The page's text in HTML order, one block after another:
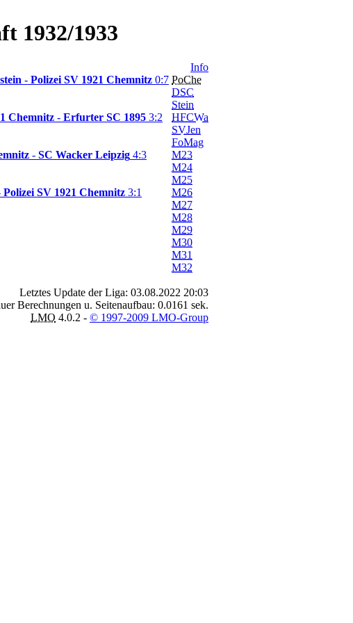
1932/1933
Info
- Polizei SV 1921 Chemnitz 0:7
Chemnitz - Erfurter SC 1895 3:2
- SC Wacker Leipzig 4:3
Polizei SV 1921 Chemnitz 3:1
PoChe
DSC
Stein
HFCWa
SVJen
FoMag
M23
M24
M25
M26
M27
M28
M29
M30
M31
M32
Letztes Update der Liga: 03.08.2022 20:03
Berechnungen u. Seitenaufbau: 0.0161 sek.
LMO 4.0.2 - © 1997-2009 LMO-Group